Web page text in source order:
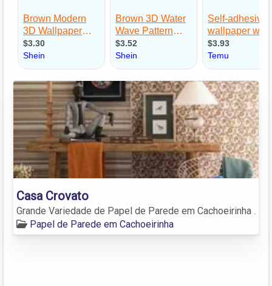
Casa Crovato
Grande Variedade de Papel de Parede em Cachoeirinha .
Papel de Parede em Cachoeirinha